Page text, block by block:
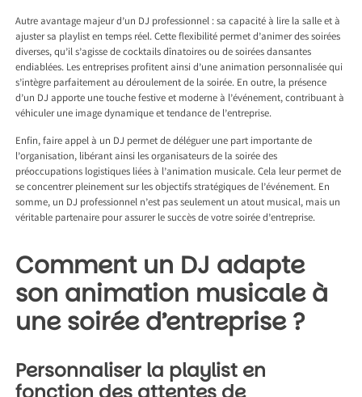
Autre avantage majeur d’un DJ professionnel : sa capacité à lire la salle et à
ajuster sa playlist en temps réel. Cette flexibilité permet d’animer des soirées
diverses, qu’il s’agisse de cocktails dînatoires ou de soirées dansantes
endiablées. Les entreprises profitent ainsi d’une animation personnalisée qui
s’intègre parfaitement au déroulement de la soirée. En outre, la présence
d’un DJ apporte une touche festive et moderne à l’événement, contribuant à
véhiculer une image dynamique et tendance de l’entreprise.
Enfin, faire appel à un DJ permet de déléguer une part importante de
l’organisation, libérant ainsi les organisateurs de la soirée des
préoccupations logistiques liées à l’animation musicale. Cela leur permet de
se concentrer pleinement sur les objectifs stratégiques de l’événement. En
somme, un DJ professionnel n’est pas seulement un atout musical, mais un
véritable partenaire pour assurer le succès de votre soirée d’entreprise.
Comment un DJ adapte
son animation musicale à
une soirée d’entreprise ?
Personnaliser la playlist en